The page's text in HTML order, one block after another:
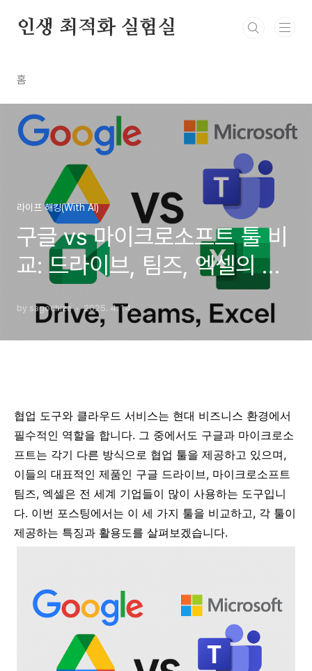
인생 최적화 실험실
홈
라이프 해킹(With AI)
구글 vs 마이크로소프트 툴 비
교: 드라이브, 팀즈, 엑셀의 특
by sagochiza 2025. 4. 14.
협업 도구와 클라우드 서비스는 현대 비즈니스 환경에서
필수적인 역할을 합니다. 그 중에서도 구글과 마이크로소
프트는 각기 다른 방식으로 협업 툴을 제공하고 있으며,
이들의 대표적인 제품인 구글 드라이브, 마이크로소프트
팀즈, 엑셀은 전 세계 기업들이 많이 사용하는 도구입니
다. 이번 포스팅에서는 이 세 가지 툴을 비교하고, 각 툴이
제공하는 특징과 활용도를 살펴보겠습니다.